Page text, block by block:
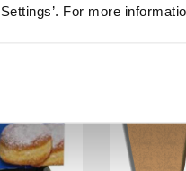
Settings’. For more